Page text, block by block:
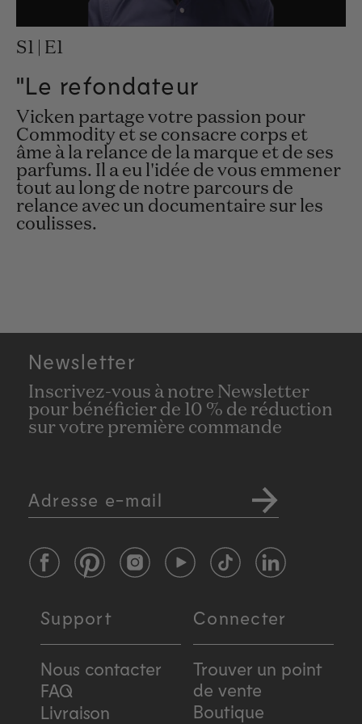
S1 | E1
"Le refondateur
Vicken partage votre passion pour
Commodity et se consacre corps et
âme à la relance de la marque et de ses
parfums. Il a eu l'idée de vous emmener
tout au long de notre parcours de
relance avec un documentaire sur les
coulisses.
Newsletter
Inscrivez-vous à notre Newsletter
pour bénéficier de 10 % de réduction
sur votre première commande
Adresse e-mail
FacebookPinterestInstagramYouTubeTikTokLinkedIn
Support
Nous contacter
FAQ
Livraison
Connecter
Trouver un point
de vente
Boutique